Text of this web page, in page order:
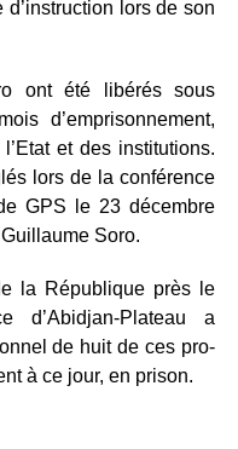
lors de son
ont été libérés sous
d’emprisonnement,
et des institutions.
lors de la conférence
GPS le 23 décembre
Soro.
la République près le
d’Abidjan-Plateau a
de huit de ces pro-
à ce jour, en prison.